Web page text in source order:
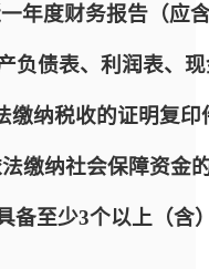
年度财务报告（应
负债表、利润表、
缴纳税收的证明复
缴纳社会保障资金
备至少3个以上（